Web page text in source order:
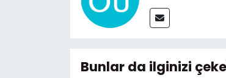
Bunlar da ilginizi